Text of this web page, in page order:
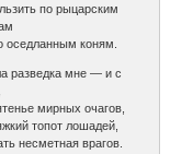
по рыцарским
оседланным коням.
разведка мне — и с
мирных очагов,
топот лошадей,
несметная врагов.